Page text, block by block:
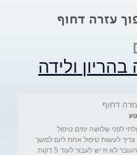
עזרה דחוף
ולידה
דחוף
בשבוע 37+5 התחלתי לפני שלושה ימים טיפול
לעשות טיפול אחת ליום למשך
5 דקות, ברגל אחת, במידה והעובר לא זז יש לעבור לעוד 5 דקות